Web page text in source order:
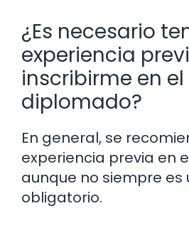
¿Es necesario
experiencia
inscribirme en el
diplomado?
En general, se
experiencia previa en
aunque no siempre es
obligatorio.